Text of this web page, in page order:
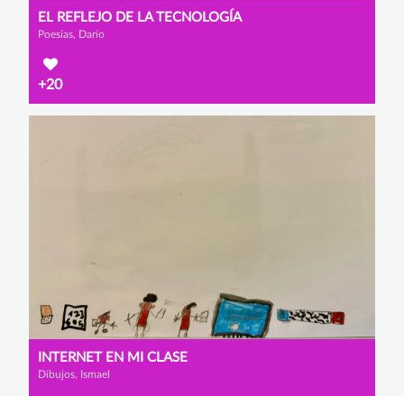
EL REFLEJO DE LA TECNOLOGÍA
Poesías, Darío
+20
INTERNET EN MI CLASE
Dibujos, Ismael